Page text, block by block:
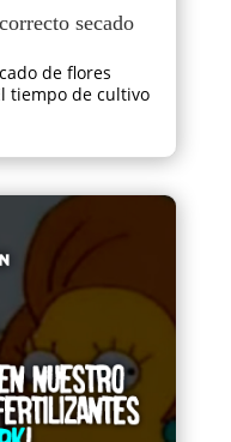
secado
de flores
tiempo de cultivo